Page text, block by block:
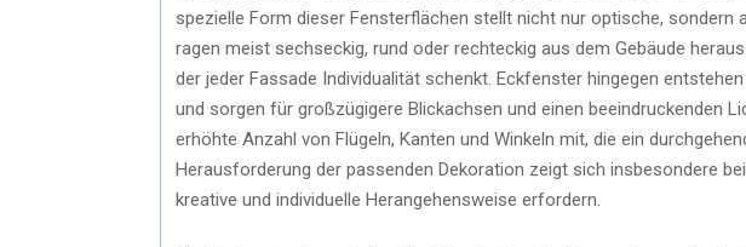
spezielle Form dieser Fensterflächen stellt nicht nur optische, sondern
ragen meist sechseckig, rund oder rechteckig aus dem Gebäude
der jeder Fassade Individualität schenkt. Eckfenster hingegen
und sorgen für großzügigere Blickachsen und einen beeindruckenden
erhöhte Anzahl von Flügeln, Kanten und Winkeln mit, die ein
Herausforderung der passenden Dekoration zeigt sich insbesondere
kreative und individuelle Herangehensweise erfordern.